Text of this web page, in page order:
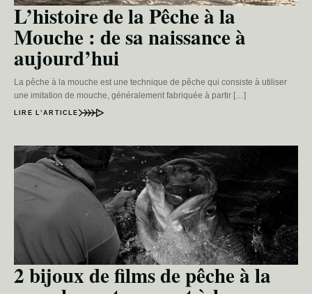
L’histoire de la Pêche à la
Mouche : de sa naissance à
aujourd’hui
La pêche à la mouche est une technique de pêche qui consiste à utiliser
une imitation de mouche, généralement fabriquée à partir […]
LIRE L’ARTICLE
2 bijoux de films de pêche à la